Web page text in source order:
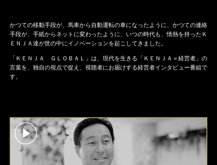
かつての移動手段が、馬車から自動運転の車になったように、かつての連絡
手段が、手紙からネットに変わったように、いつの時代も、情熱を持ったＫ
ＥＮＪＡ達が世の中にイノベーションを起こしてきました。
「ＫＥＮＪＡ ＧＬＯＢＡＬ」は、現代を生きる「ＫＥＮＪＡ＝経営者」の
言葉を、独自の視点で捉え、視聴者にお届けする経営者インタビュー番組で
す。